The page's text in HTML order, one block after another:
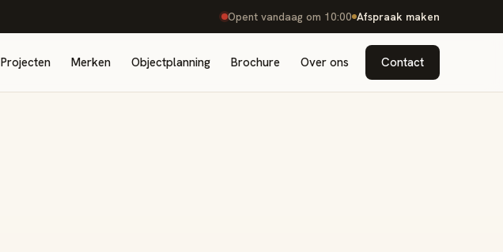
Opent vandaag om 10:00 Afspraak maken
Projecten Merken Objectplanning Brochure Over ons Contact